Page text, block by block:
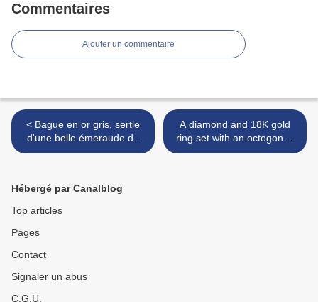
Commentaires
Ajouter un commentaire
< Bague en or gris, sertie
d'une belle émeraude de
taille rectangulaire à pans
A diamond and 18K gold
ring set with an octogonal-
shaped emerald weighing
Hébergé par Canalblog
Top articles
Pages
Contact
Signaler un abus
C.G.U.